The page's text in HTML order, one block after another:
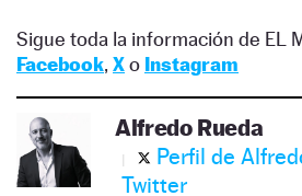
Sigue toda la información de EL
Facebook, Xo Instagram
Alfredo Rueda
Perfil de
Twitter